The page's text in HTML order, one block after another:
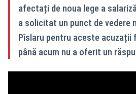
afectați de noua lege a
a solicitat un punct de vedere
Pîslaru pentru aceste acuzații
până acum nu a oferit un